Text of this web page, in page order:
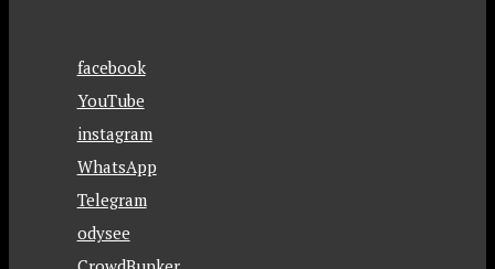
facebook
YouTube
instagram
WhatsApp
Telegram
odysee